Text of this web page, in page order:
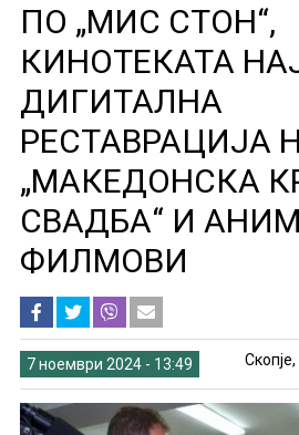
ПО „МИС СТОН“,
КИНОТЕКАТА
ДИГИТАЛНА
РЕСТАВРАЦИЈА
„МАКЕДОНСКА
СВАДБА“ И
ФИЛМОВИ
7 ноември 2024 - 13:49